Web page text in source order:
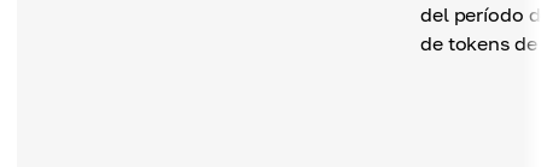
del período
de tokens